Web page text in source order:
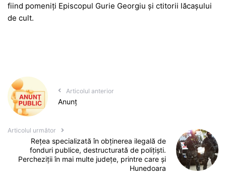
fiind pomeniți Episcopul Gurie Georgiu și ctitorii lăcașului
de cult.
Articolul anterior
Anunț
Articolul următor
Rețea specializată în obținerea ilegală de
fonduri publice, destructurată de polițiști.
Percheziții în mai multe județe, printre care și
Hunedoara